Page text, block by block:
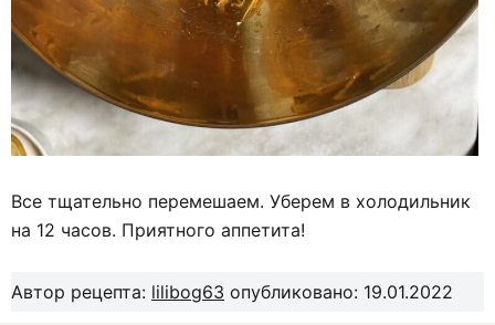
Все тщательно перемешаем. Уберем в холодильник
на 12 часов. Приятного аппетита!
Автор рецепта: lilibog63 опубликовано: 19.01.2022